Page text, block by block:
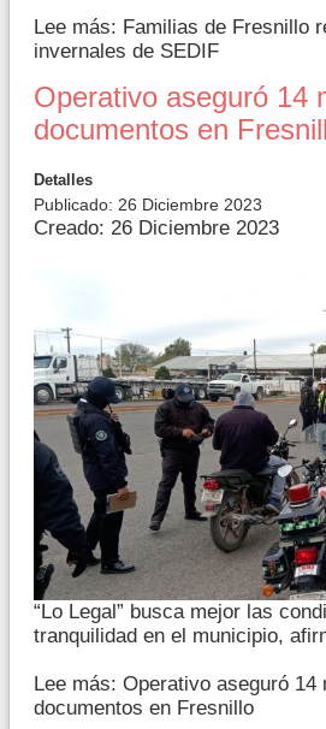
Lee más: Familias de Fresnillo
invernales de SEDIF
Operativo aseguró 14
documentos en
Detalles
Publicado: 26 Diciembre 2023
Creado: 26 Diciembre 2023
“Lo Legal” busca mejor las
tranquilidad en el municipio,
Lee más: Operativo aseguró 14
documentos en Fresnillo